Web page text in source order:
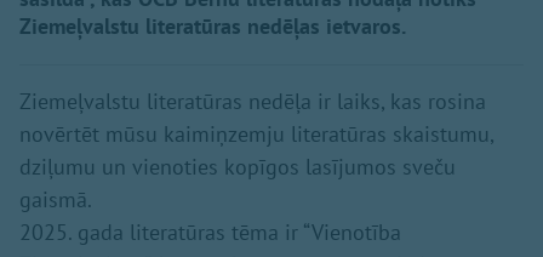
Ziemeļvalstu literatūras nedēļas ietvaros.
Ziemeļvalstu literatūras nedēļa ir laiks, kas rosina
novērtēt mūsu kaimiņzemju literatūras skaistumu,
dziļumu un vienoties kopīgos lasījumos sveču
gaismā.
2025. gada literatūras tēma ir “Vienotība